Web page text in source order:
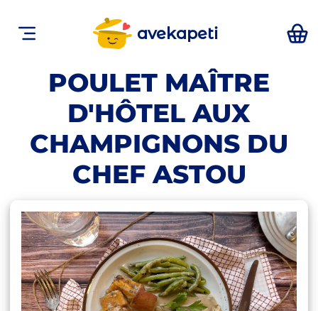
avekapeti
POULET MAÎTRE
D'HÔTEL AUX
CHAMPIGNONS DU
CHEF ASTOU